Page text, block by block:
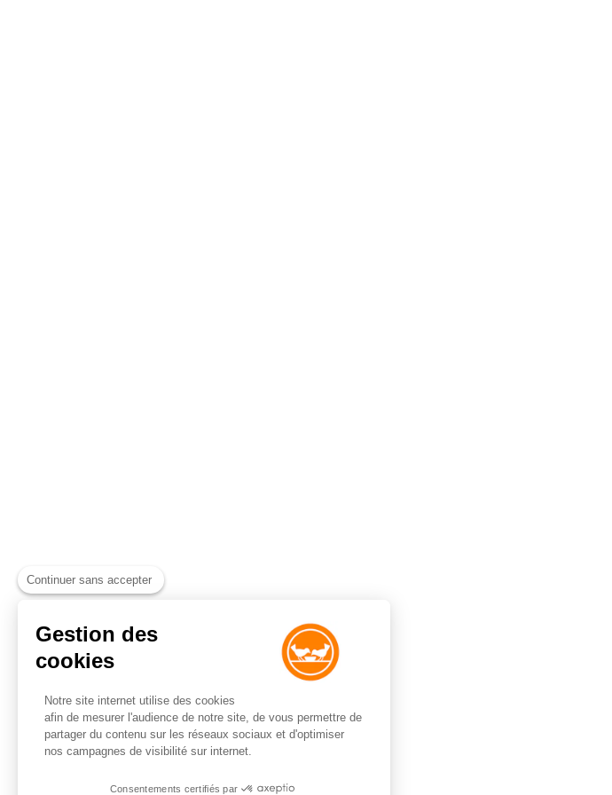
Continuer sans accepter
Gestion des
cookies
Notre site internet utilise des cookies
afin de mesurer l'audience de notre site, de vous permettre de
partager du contenu sur les réseaux sociaux et d'optimiser
nos campagnes de visibilité sur internet.
Consentements certifiés par